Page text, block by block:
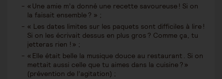
« Une amie m’a donné une recette savoureuse ! Si on
la faisait ensemble ? » ;
« Les dates limites sur les paquets sont difficiles à lire !
Si on les écrivait dessus en plus gros ? Comme ça, tu
jetteras rien ! » ;
« Elle était belle la musique douce au restaurant . Si on
mettait aussi celle que tu aimes dans la cuisine ? »
(prévention de l’agitation) ;